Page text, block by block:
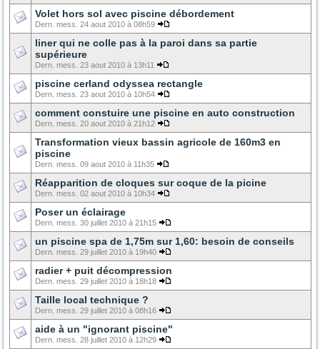
Volet hors sol avec piscine débordement
Dern. mess. 24 aout 2010 à 08h59
liner qui ne colle pas à la paroi dans sa partie
supérieure
Dern. mess. 23 aout 2010 à 13h11
piscine cerland odyssea rectangle
Dern. mess. 23 aout 2010 à 10h54
comment constuire une piscine en auto construction
Dern. mess. 20 aout 2010 à 21h12
Transformation vieux bassin agricole de 160m3 en
piscine
Dern. mess. 09 aout 2010 à 11h35
Réapparition de cloques sur coque de la picine
Dern. mess. 02 aout 2010 à 10h34
Poser un éclairage
Dern. mess. 30 juillet 2010 à 21h15
un piscine spa de 1,75m sur 1,60: besoin de conseils
Dern. mess. 29 juillet 2010 à 19h40
radier + puit décompression
Dern. mess. 29 juillet 2010 à 18h18
Taille local technique ?
Dern. mess. 29 juillet 2010 à 08h16
aide à un "ignorant piscine"
Dern. mess. 28 juillet 2010 à 12h29